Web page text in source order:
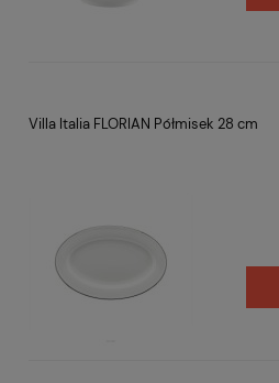
Villa Italia FLORIAN Półmisek 28 cm